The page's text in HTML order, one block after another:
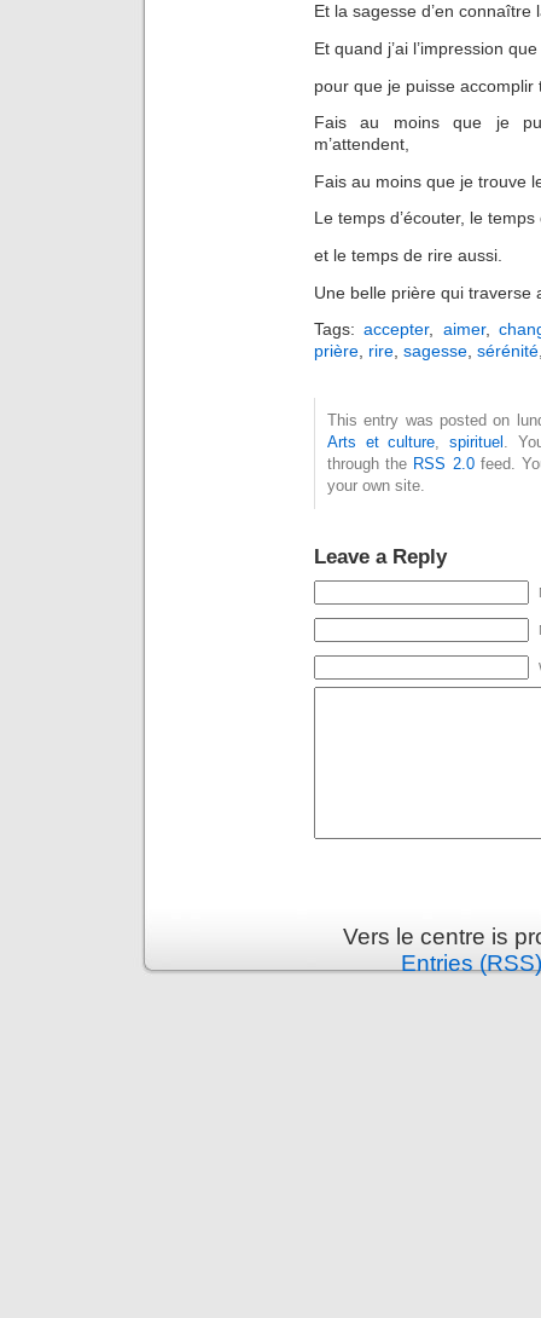
Et la sagesse d’en connaître
Et quand j’ai l’impression
pour que je puisse accomplir
Fais au moins que je
m’attendent,
Fais au moins que je trouve
Le temps d’écouter, le temps
et le temps de rire aussi.
Une belle prière qui traverse
Tags:accepter, aimer,
prière rire sagesse sérénité
This entry was posted on
Arts et culture, spirituel .
through the RSS 2.0feed.
your own site.
Leave a Reply
Vers le centre is
Entries (RSS)